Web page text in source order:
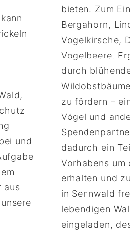
und
aus
bieten. Zum
Bergahorn,
Vogelkirsche,
Vogelbeere.
durch
zu fördern –
Vögel und
dadurch ein
Vorhabens um
erhalten und
in Sennwald
lebendigen
eingeladen,